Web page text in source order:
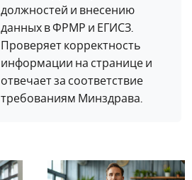
должностей и внесению
данных в ФРМР и ЕГИСЗ.
Проверяет корректность
информации на странице и
отвечает за соответствие
требованиям Минздрава.